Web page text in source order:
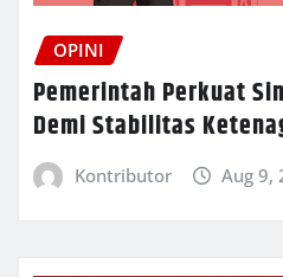
OPINI
Pemerintah Perkuat
Demi Stabilitas
Kontributor Aug 9,